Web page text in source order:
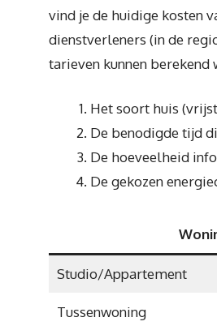
vind je de huidige kosten
dienstverleners (in de
tarieven kunnen berekend
Het soort huis
De benodigde tijd
De hoeveelheid
De gekozen
Studio/Appartement
Tussenwoning